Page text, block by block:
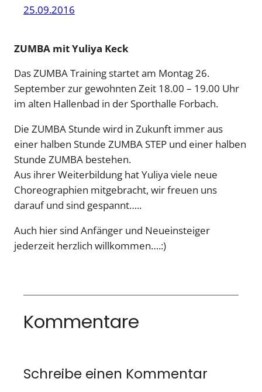
25.09.2016
ZUMBA mit Yuliya Keck
Das ZUMBA Training startet am Montag 26.
September zur gewohnten Zeit 18.00 – 19.00 Uhr
im alten Hallenbad in der Sporthalle Forbach.
Die ZUMBA Stunde wird in Zukunft immer aus
einer halben Stunde ZUMBA STEP und einer halben
Stunde ZUMBA bestehen.
Aus ihrer Weiterbildung hat Yuliya viele neue
Choreographien mitgebracht, wir freuen uns
darauf und sind gespannt…..
Auch hier sind Anfänger und Neueinsteiger
jederzeit herzlich willkommen….:)
Kommentare
Schreibe einen Kommentar